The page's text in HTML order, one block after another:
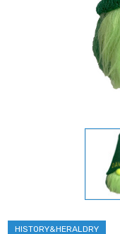
HISTORY&HERALDRY